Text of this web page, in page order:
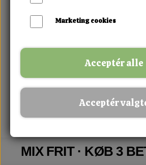
MIX FRIT · KØB 3
Marketing cookies
Acceptér alle
Acceptér